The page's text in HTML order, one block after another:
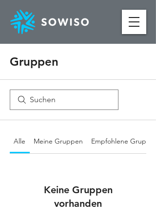
Gruppen
Alle Meine Gruppen Empfohlene Gruppen
Keine Gruppen
vorhanden